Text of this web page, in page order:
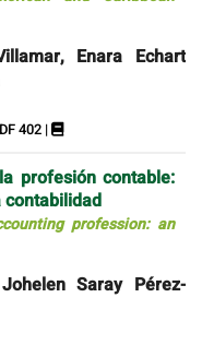
Enara Echart
402 |
profesión contable:
contabilidad
profession: an
Saray Pérez-